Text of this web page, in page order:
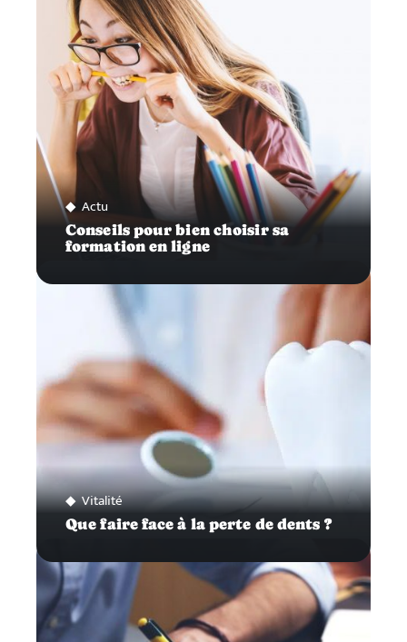
Actu
Conseils pour bien choisir sa
formation en ligne
Vitalité
Que faire face à la perte de dents ?